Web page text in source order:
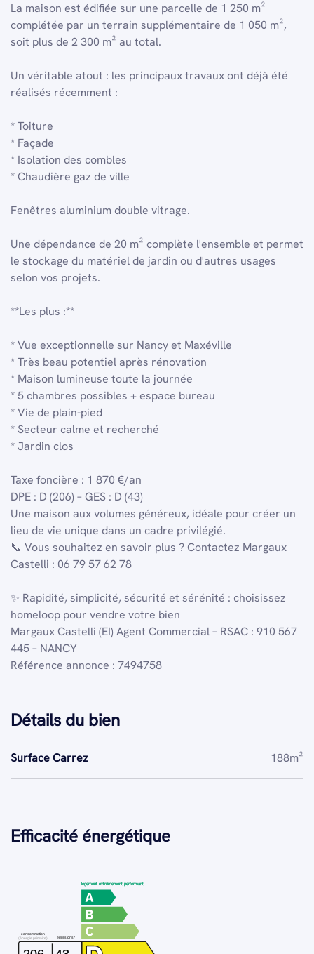
La maison est édifiée sur une parcelle de 1 250 m²
complétée par un terrain supplémentaire de 1 050 m²,
soit plus de 2 300 m² au total.
Un véritable atout : les principaux travaux ont déjà été
réalisés récemment :
* Toiture
* Façade
* Isolation des combles
* Chaudière gaz de ville
Fenêtres aluminium double vitrage.
Une dépendance de 20 m² complète l'ensemble et permet
le stockage du matériel de jardin ou d'autres usages
selon vos projets.
**Les plus :**
* Vue exceptionnelle sur Nancy et Maxéville
* Très beau potentiel après rénovation
* Maison lumineuse toute la journée
* 5 chambres possibles + espace bureau
* Vie de plain-pied
* Secteur calme et recherché
* Jardin clos
Taxe foncière : 1 870 €/an
DPE : D (206) – GES : D (43)
Une maison aux volumes généreux, idéale pour créer un
lieu de vie unique dans un cadre privilégié.
📞 Vous souhaitez en savoir plus ? Contactez Margaux
Castelli : 06 79 57 62 78
✨ Rapidité, simplicité, sécurité et sérénité : choisissez
homeloop pour vendre votre bien
Margaux Castelli (EI) Agent Commercial – RSAC : 910 567
445 – NANCY
Référence annonce : 7494758
Détails du bien
Surface Carrez 188m²
Efficacité énergétique
logement extrêmement performant
consommation
(énergie primaire) émissions*